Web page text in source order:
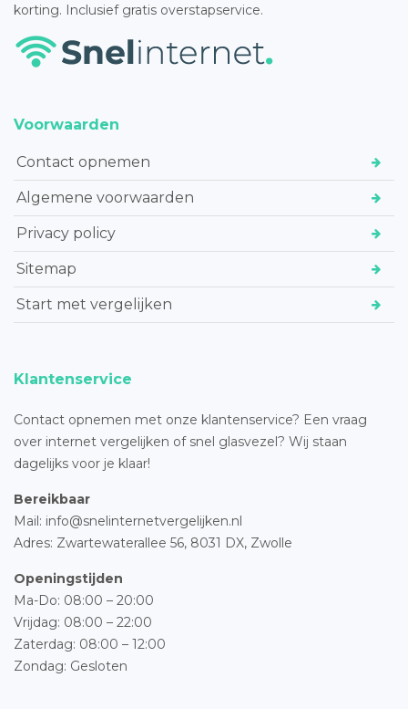
korting. Inclusief gratis overstapservice.
Voorwaarden
Contact opnemen
Algemene voorwaarden
Privacy policy
Sitemap
Start met vergelijken
Klantenservice
Contact opnemen met onze klantenservice? Een vraag
over internet vergelijken of snel glasvezel? Wij staan
dagelijks voor je klaar!
Bereikbaar
Mail: info@snelinternetvergelijken.nl
Adres: Zwartewaterallee 56, 8031 DX, Zwolle
Openingstijden
Ma-Do: 08:00 – 20:00
Vrijdag: 08:00 – 22:00
Zaterdag: 08:00 – 12:00
Zondag: Gesloten